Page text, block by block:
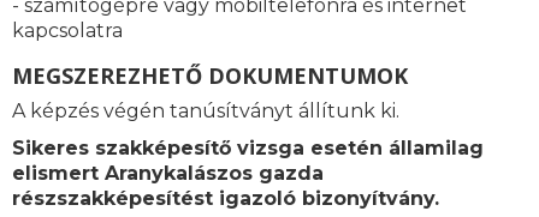
- számítógépre vagy mobiltelefonra és internet
kapcsolatra
MEGSZEREZHETŐ DOKUMENTUMOK
A képzés végén tanúsítványt állítunk ki.
Sikeres szakképesítő vizsga esetén államilag
elismert Aranykalászos gazda
részszakképesítést igazoló bizonyítvány.